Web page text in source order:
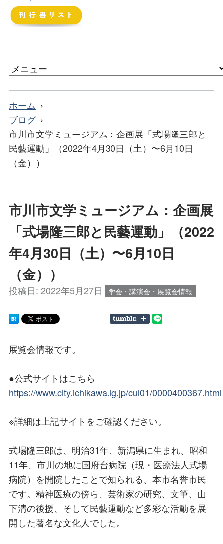
ホーム
ブログ
市川市文学ミュージアム：企画展「式場隆三郎と
民藝運動」（2022年4月30日（土）〜6月10日
（金））
市川市文学ミュージアム：企画展
「式場隆三郎と民藝運動」（2022
年4月30日（土）〜6月10日
（金））
投稿日: 2022年5月27日 学会・講演会・展覧会情報
展覧会情報です。
●公式サイトはこちら
https://www.city.ichikawa.lg.jp/cul01/0000400367.html
--------------------
※詳細は上記サイトをご確認ください。
式場隆三郎は、明治31年、新潟県に生まれ、昭和
11年、市川の地に国府台病院（現・医療法人式場
病院）を開院したことで知られる、本市名誉市民
です。精神医療の傍ら、芸術家の研究、文筆、山
下清の後援、そして民藝運動など多彩な活動を展
開した著名な文化人でした。